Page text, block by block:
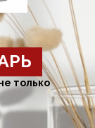
только